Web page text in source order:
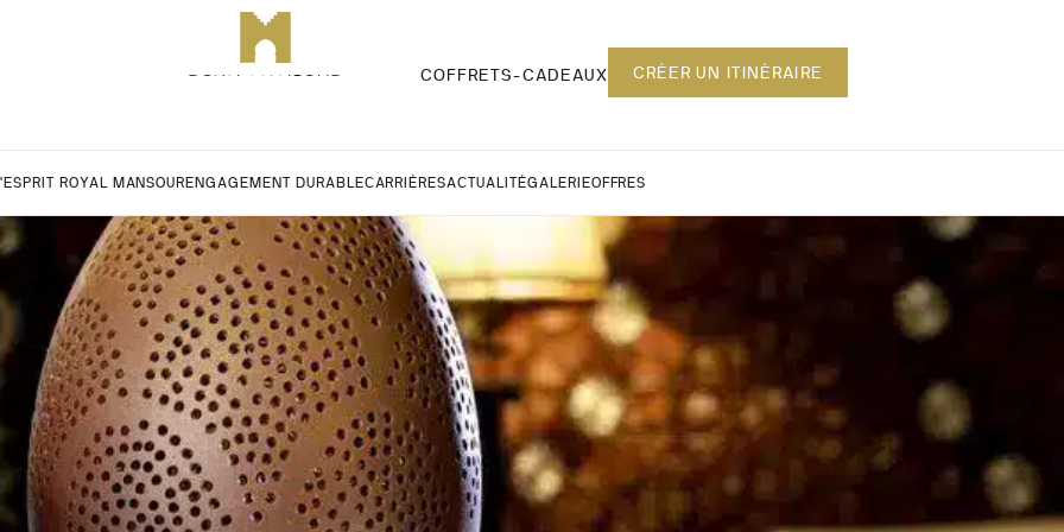
COFFRETS-CADEAUX CRÉER UN ITINÉRAIRE
ROYAL MANSOURENGAGEMENT DURABLECARRIÈRESACTUALITÉGALERIEOFFRES